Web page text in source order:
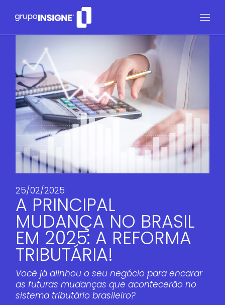
25/02/2025
A PRINCIPAL
MUDANÇA NO BRASIL
EM 2025: A REFORMA
TRIBUTÁRIA!
Você já alinhou o seu negócio para encarar
as futuras mudanças que acontecerão no
sistema tributário brasileiro?